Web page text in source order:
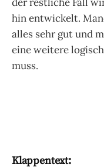
hin entwickelt.
alles sehr gut und
eine weitere
muss.
Klappentext: